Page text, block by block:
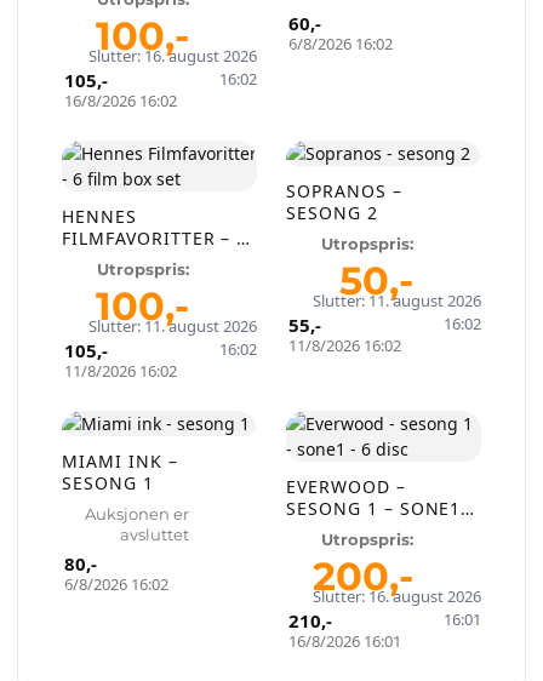
Slutter: 16. august 2026
16:02
100,-
16/8/2026 16:02
105,-
6/8/2026 16:02
60,-
Slutter: 11. august 2026
16:02
HENNES
FILMFAVORITTER – 6
FILM BOX SET
Utropspris:
100,-
11/8/2026 16:02
105,-
Slutter: 11. august 2026
16:02
SOPRANOS –
SESONG 2
Utropspris:
50,-
11/8/2026 16:02
55,-
MIAMI INK –
SESONG 1
Auksjonen er
avsluttet
6/8/2026 16:02
80,-
Slutter: 16. august 2026
16:01
EVERWOOD –
SESONG 1 – SONE1 –
6 DISCUtropspris:
200,-
16/8/2026 16:01
210,-
Selg smartere – helt
gratis på QXL.no
På QXL.no kan du selge helt gratis – uten
skjulte kostnader eller provisjon. Opprett
konto, legg ut auksjoner og nå kjøpere som
Registrer konto
Logg inn
Opprett en konto på få sekunder og legg ut dine første
auksjoner i dag. Ingen gebyrer. Ingen provisjon. Bare ekte
kjøpere.